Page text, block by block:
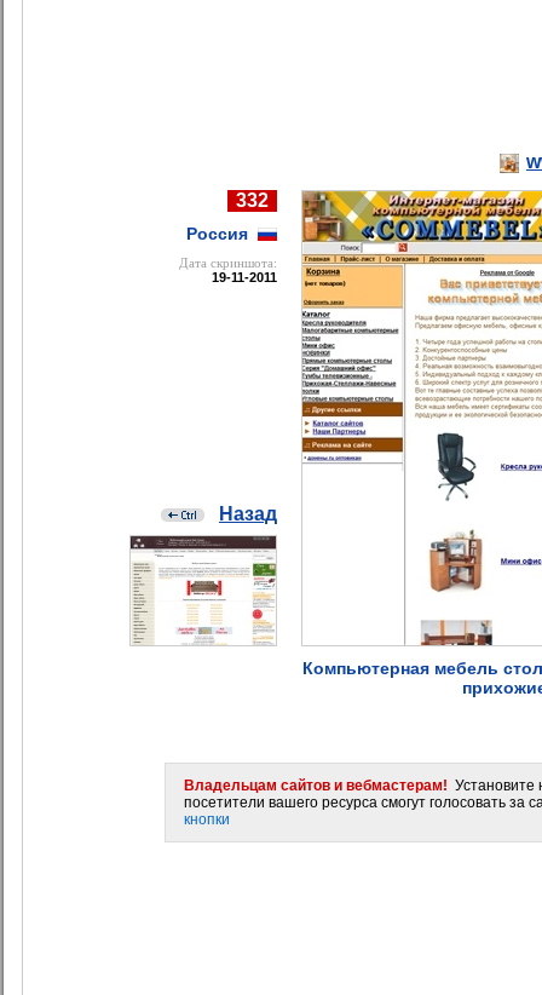
332
Россия
Дата cкриншота:
19-11-2011
Назад
Компьютерная мебель
Владельцам сайтов и вебмастерам! Установите
посетители вашего ресурса смогут голосовать за
кнопки